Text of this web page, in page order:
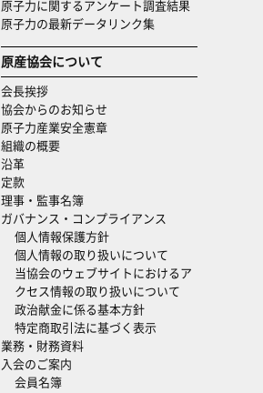
原子力に関するアンケート調査結果
原子力の最新データリンク集
原産協会について
会長挨拶
協会からのお知らせ
原子力産業安全憲章
組織の概要
沿革
定款
理事・監事名簿
ガバナンス・コンプライアンス
個人情報保護方針
個人情報の取り扱いについて
当協会のウェブサイトにおけるア
クセス情報の取り扱いについて
政治献金に係る基本方針
特定商取引法に基づく表示
業務・財務資料
入会のご案内
会員名簿